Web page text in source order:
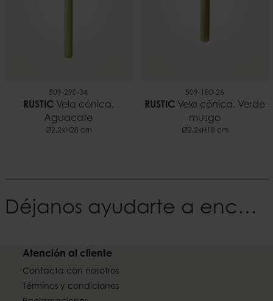
509-290-34
RUSTICVela cónica,
Aguacate
Ø2,2xH28 cm
509-180-26
RUSTIC Vela cónica, Verde
musgo
Ø2,2xH18 cm
Déjanos ayudarte a encontrar tu Estilo
Atención al cliente
Contacta con nosotros
Términos y condiciones